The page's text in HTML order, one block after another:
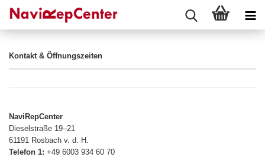
Kontakt & Öffnungszeiten
NaviRepCenter
Dieselstraße 19–21
61191 Rosbach v. d. H.
Telefon 1: +49 6003 934 60 70